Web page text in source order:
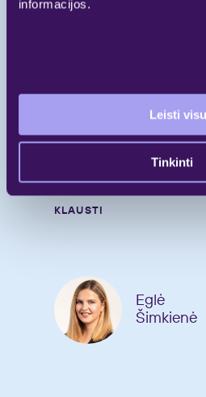
informacijos.
Leisti
Tinkinti
gyvenimui@galio.lt
KLAUSTI
Eglė
Šimkienė